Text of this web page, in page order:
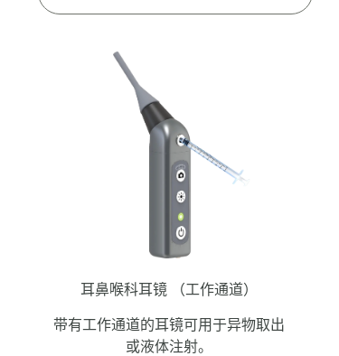
耳鼻喉科耳镜 （工作通道）
带有工作通道的耳镜可用于异物取出
或液体注射。